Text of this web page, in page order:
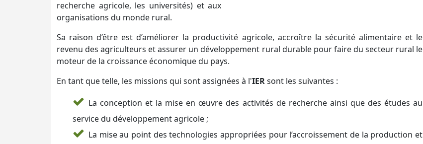
recherche agricole, les universités) et aux
organisations du monde rural.
Sa raison d’être est d’améliorer la productivité agricole, accroître la sécurité alimentaire et le
revenu des agriculteurs et assurer un développement rural durable pour faire du secteur rural le
moteur de la croissance économique du pays.
En tant que telle, les missions qui sont assignées à l'IERsont les suivantes :
La conception et la mise en œuvre des activités de recherche ainsi que des études au
service du développement agricole ;
La mise au point des technologies appropriées pour l’accroissement de la production et